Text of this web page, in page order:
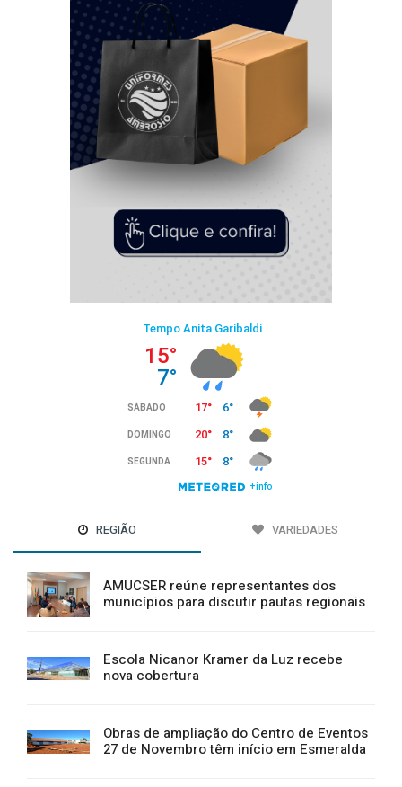
REGIÃO VARIEDADES
AMUCSER reúne representantes dos
municípios para discutir pautas regionais
Escola Nicanor Kramer da Luz recebe
nova cobertura
Obras de ampliação do Centro de Eventos
27 de Novembro têm início em Esmeralda